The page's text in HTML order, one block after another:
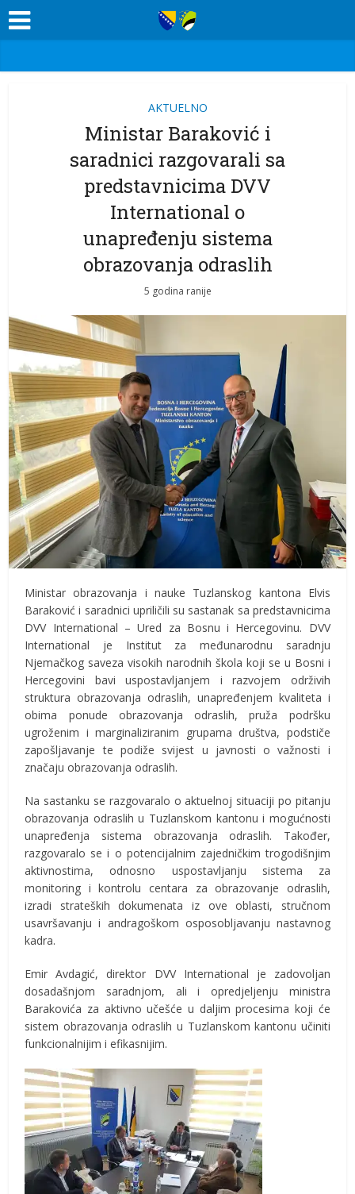
AKTUELNO
Ministar Baraković i
saradnici razgovarali sa
predstavnicima DVV
International o
unapređenju sistema
obrazovanja odraslih
5 godina ranije
Ministar obrazovanja i nauke Tuzlanskog kantona Elvis
Baraković i saradnici upriličili su sastanak sa predstavnicima
DVV International – Ured za Bosnu i Hercegovinu. DVV
International je Institut za međunarodnu saradnju
Njemačkog saveza visokih narodnih škola koji se u Bosni i
Hercegovini bavi uspostavljanjem i razvojem održivih
struktura obrazovanja odraslih, unapređenjem kvaliteta i
obima ponude obrazovanja odraslih, pruža podršku
ugroženim i marginaliziranim grupama društva, podstiče
zapošljavanje te podiže svijest u javnosti o važnosti i
značaju obrazovanja odraslih.
Na sastanku se razgovaralo o aktuelnoj situaciji po pitanju
obrazovanja odraslih u Tuzlanskom kantonu i mogućnosti
unapređenja sistema obrazovanja odraslih. Također,
razgovaralo se i o potencijalnim zajedničkim trogodišnjim
aktivnostima, odnosno uspostavljanju sistema za
monitoring i kontrolu centara za obrazovanje odraslih,
izradi strateških dokumenata iz ove oblasti, stručnom
usavršavanju i andragoškom osposobljavanju nastavnog
kadra.
Emir Avdagić, direktor DVV International je zadovoljan
dosadašnjom saradnjom, ali i opredjeljenju ministra
Barakovića za aktivno učešće u daljim procesima koji će
sistem obrazovanja odraslih u Tuzlanskom kantonu učiniti
funkcionalnijim i efikasnijim.